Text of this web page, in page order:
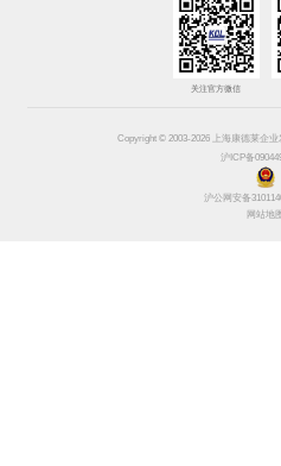
关注官方微信
Copyright © 2003-2026 上海康德莱企
沪ICP备
沪公网安备
网站地